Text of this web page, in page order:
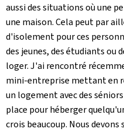
aussi des situations où une
une maison. Cela peut par
d'isolement pour ces
des jeunes, des étudiants ou
loger. J'ai rencontré
mini-entreprise mettant en
un logement avec des
place pour héberger
crois beaucoup. Nous